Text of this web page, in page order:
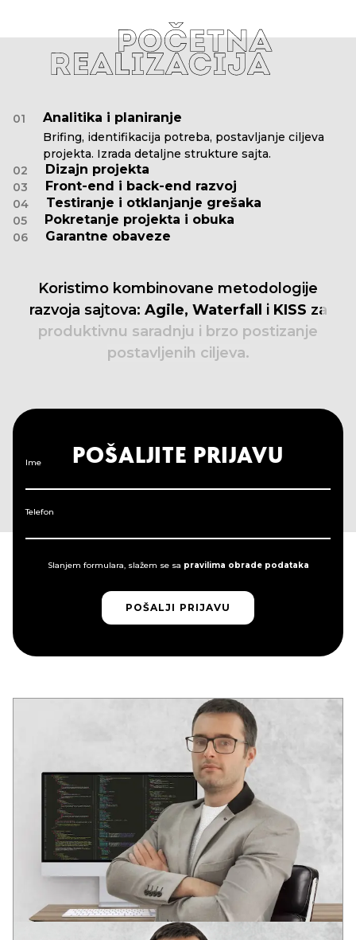
01 Analitika i planiranje
Brifing, identifikacija potreba, postavljanje ciljeva
projekta. Izrada detaljne strukture sajta.
02
Dizajn projekta
03 Front-end i back-end razvoj
04 Testiranje i otklanjanje grešaka
05 Pokretanje projekta i obuka
06 Garantne obaveze
Koristimo kombinovane metodologije
razvoja sajtova: Agile, Waterfall i KISS za
produktivnu saradnju i brzo postizanje
postavljenih ciljeva.
Ime
Telefon
Slanjem formulara, slažem se sa pravilima obrade podataka
POŠALJI PRIJAVU
POŠALJI PRIJAVU
POŠALJITE PRIJAVU